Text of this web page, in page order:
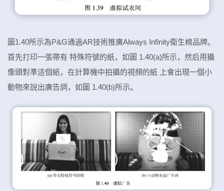
圖1.40所示為P&G通過AR技術推廣Always Infinity衛生棉品牌。
首先打印一張帶有 特殊符號的紙，如圖 1.40(a)所示，然后用攝
像頭對準這個紙，在計算機中拍攝的視頻的紙 上會出現一個小
動物來說出廣告詞，如圖 1.40(b)所示。